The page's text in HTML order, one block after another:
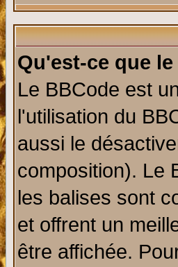
Qu'est-ce que
Le BBCode est
l'utilisation du
aussi le
composition). Le
les balises sont
et offrent un
être affichée.